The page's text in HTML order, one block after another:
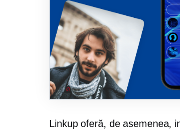
Linkup oferă, de asemenea,